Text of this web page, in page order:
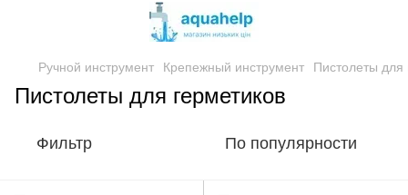
Ручной инструмент Крепежный инструмент Пистолеты для
Пистолеты для герметиков
Фильтр По популярности